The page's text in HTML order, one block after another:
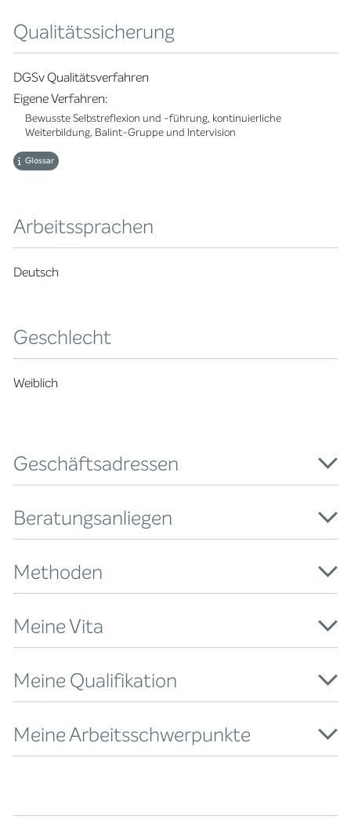
Qualitätssicherung
DGSv Qualitätsverfahren
Eigene Verfahren:
Bewusste Selbstreflexion und -führung, kontinuierliche
Weiterbildung, Balint-Gruppe und Intervision
Glossar
Arbeitssprachen
Deutsch
Geschlecht
Weiblich
Geschäftsadressen
Beratungsanliegen
Methoden
Meine Vita
Meine Qualifikation
Meine Arbeitsschwerpunkte